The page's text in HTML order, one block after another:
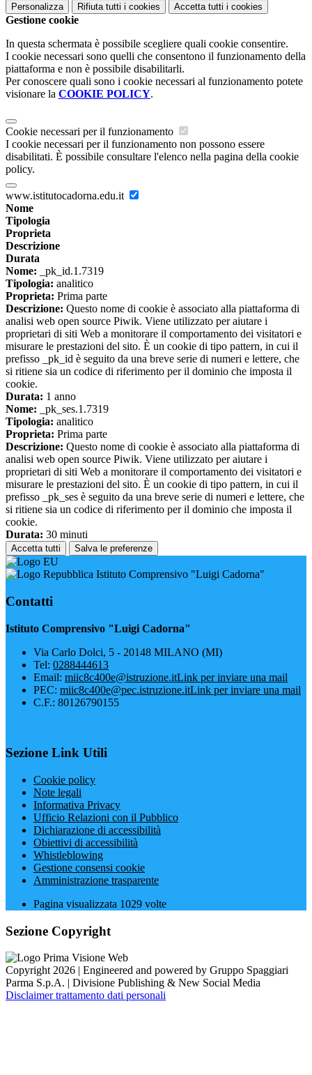
Personalizza Rifiuta tutti i cookies Accetta tutti i cookies
Gestione cookie
In questa schermata è possibile scegliere quali cookie consentire.
I cookie necessari sono quelli che consentono il funzionamento della
piattaforma e non è possibile disabilitarli.
Per conoscere quali sono i cookie necessari al funzionamento potete
visionare la COOKIE POLICY.
Cookie necessari per il funzionamento
I cookie necessari per il funzionamento non possono essere
disabilitati. È possibile consultare l'elenco nella pagina della cookie
policy.
www.istitutocadorna.edu.it
Nome
Tipologia
Proprieta
Descrizione
Durata
Nome: _pk_id.1.7319
Tipologia: analitico
Proprieta: Prima parte
Descrizione: Questo nome di cookie è associato alla piattaforma di
analisi web open source Piwik. Viene utilizzato per aiutare i
proprietari di siti Web a monitorare il comportamento dei visitatori e
misurare le prestazioni del sito. È un cookie di tipo pattern, in cui il
prefisso _pk_id è seguito da una breve serie di numeri e lettere, che
si ritiene sia un codice di riferimento per il dominio che imposta il
cookie.
Durata: 1 anno
Nome: _pk_ses.1.7319
Tipologia: analitico
Proprieta: Prima parte
Descrizione: Questo nome di cookie è associato alla piattaforma di
analisi web open source Piwik. Viene utilizzato per aiutare i
proprietari di siti Web a monitorare il comportamento dei visitatori e
misurare le prestazioni del sito. È un cookie di tipo pattern, in cui il
prefisso _pk_ses è seguito da una breve serie di numeri e lettere, che
si ritiene sia un codice di riferimento per il dominio che imposta il
cookie.
Durata: 30 minuti
Accetta tutti Salva le preferenze
Istituto Comprensivo "Luigi Cadorna"
Contatti
Istituto Comprensivo "Luigi Cadorna"
Via Carlo Dolci, 5 - 20148 MILANO (MI)
Tel: 0288444613
Email: miic8c400e@istruzione.itLink per inviare una mail
PEC: miic8c400e@pec.istruzione.itLink per inviare una mail
C.F.: 80126790155
Sezione Link Utili
Cookie policy
Note legali
Informativa Privacy
Ufficio Relazioni con il Pubblico
Dichiarazione di accessibilità
Obiettivi di accessibilità
Whistleblowing
Gestione consensi cookie
Amministrazione trasparente
Pagina visualizzata 1029 volte
Sezione Copyright
Copyright 2026 | Engineered and powered by Gruppo Spaggiari
Parma S.p.A. | Divisione Publishing & New Social Media
Disclaimer trattamento dati personali